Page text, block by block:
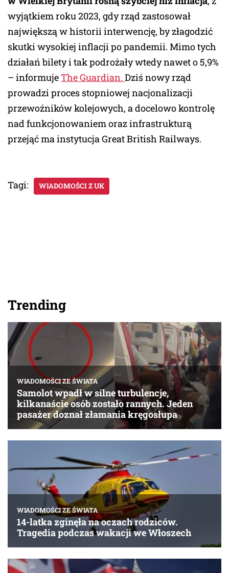
wyjątkiem roku 2023, gdy rząd zastosował
największą w historii interwencję, by złagodzić
skutki wysokiej inflacji po pandemii. Mimo tych
działań bilety i tak podrożały wtedy nawet o 5,9%
– informujeThe Guardian. Dziś nowy rząd
prowadzi proces stopniowej nacjonalizacji
przewoźników kolejowych, a docelowo kontrolę
nad funkcjonowaniem oraz infrastrukturą
przejąć ma instytucja Great British Railways.
Tagi: WIADOMOŚCI Z UK
Trending